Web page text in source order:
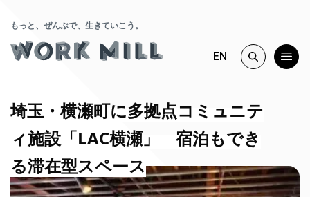
もっと、ぜんぶで、生きていこう。
EN
埼玉・横瀬町に多拠点コミュニテ
ィ施設「LAC横瀬」 宿泊もでき
る滞在型スペース